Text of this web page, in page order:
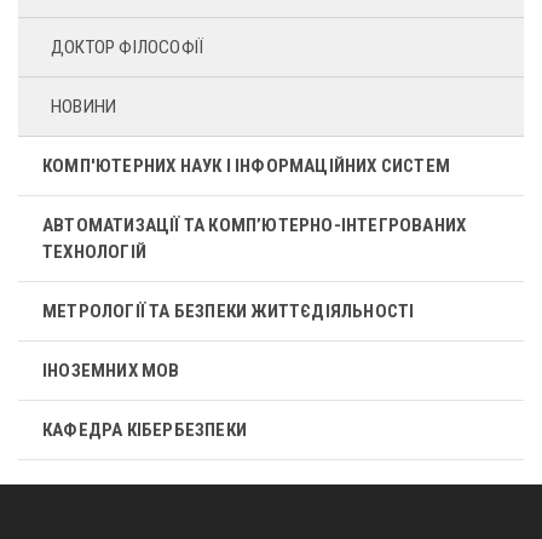
ДОКТОР ФІЛОСОФІЇ
НОВИНИ
КОМП'ЮТЕРНИХ НАУК І ІНФОРМАЦІЙНИХ СИСТЕМ
АВТОМАТИЗАЦІЇ ТА КОМП’ЮТЕРНО-ІНТЕГРОВАНИХ
ТЕХНОЛОГІЙ
МЕТРОЛОГІЇ ТА БЕЗПЕКИ ЖИТТЄДІЯЛЬНОСТІ
ІНОЗЕМНИХ МОВ
КАФЕДРА КІБЕРБЕЗПЕКИ